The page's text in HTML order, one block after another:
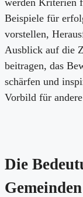
Beispiele für
vorstellen,
Ausblick auf die
beitragen, das
schärfen und
Vorbild für
Die
Gemeinden